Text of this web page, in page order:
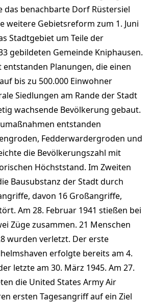
das benachbarte Dorf Rüstersiel
weitere Gebietsreform zum 1. Juni
Stadtgebiet um Teile der
gebildeten Gemeinde Kniphausen.
Planungen, die einen
bis zu 500.000 Einwohner
Siedlungen am Rande der Stadt
wachsende Bevölkerung gebaut.
entstanden
Fedderwardergroden und
die Bevölkerungszahl mit
Höchststand. Im Zweiten
Bausubstanz der Stadt durch
davon 16 Großangriffe,
Am 28. Februar 1941 stießen bei
Züge zusammen. 21 Menschen
wurden verletzt. Der erste
erfolgte bereits am 4.
letzte am 30. März 1945. Am 27.
die United States Army Air
ersten Tagesangriff auf ein Ziel